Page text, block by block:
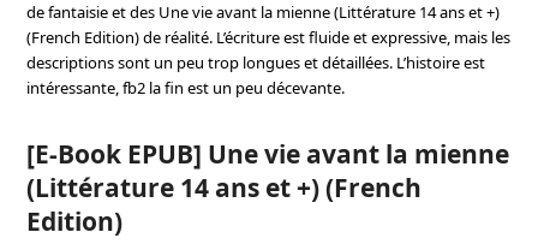
de fantaisie et des Une vie avant la mienne (Littérature 14 ans et +)
(French Edition) de réalité. L’écriture est fluide et expressive, mais les
descriptions sont un peu trop longues et détaillées. L’histoire est
intéressante, fb2 la fin est un peu décevante.
[E-Book EPUB] Une vie avant la mienne
(Littérature 14 ans et +) (French
Edition)